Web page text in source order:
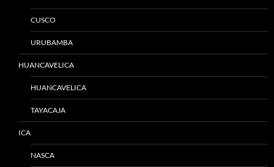
CUSCO
URUBAMBA
HUANCAVELICA
HUANCAVELICA
TAYACAJA
ICA
NASCA